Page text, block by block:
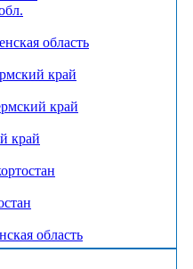
область
край
край
край
область